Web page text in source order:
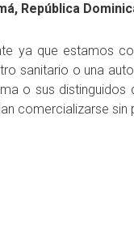
República
ya que estamos
sanitario o una
o sus
comercializarse